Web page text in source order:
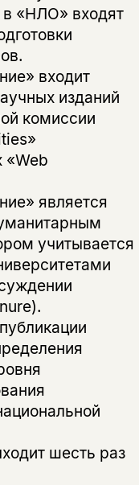
«НЛО» входят
входит
изданий
комиссии
«Web
является
учитывается
шесть раз